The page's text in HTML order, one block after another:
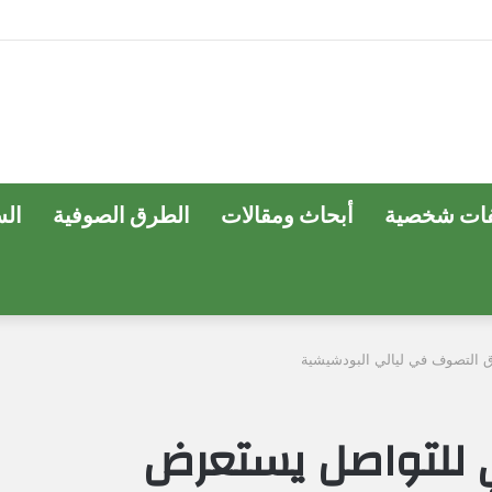
شخصية أبحاث ومقالات الطرق الصوفية
التصوف في ليالي البودشيشية
للتواصل يستعرض